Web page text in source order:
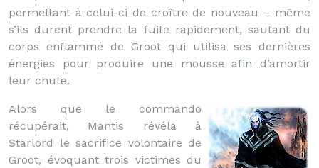
permettant à celui-ci de croître de nouveau – même
s’ils durent prendre la fuite rapidement, sautant du
corps enflammé de Groot qui utilisa ses dernières
énergies pour produire une mousse afin d’amortir
leur chute.
Alors que le commando
récupérait, Mantis révéla à
Starlord le sacrifice volontaire de
Groot, évoquant trois victimes du